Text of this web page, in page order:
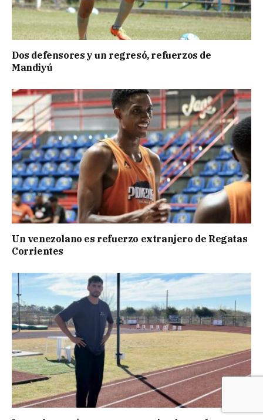
Dos defensores y un regresó, refuerzos de
Mandiyú
Un venezolano es refuerzo extranjero de Regatas
Corrientes